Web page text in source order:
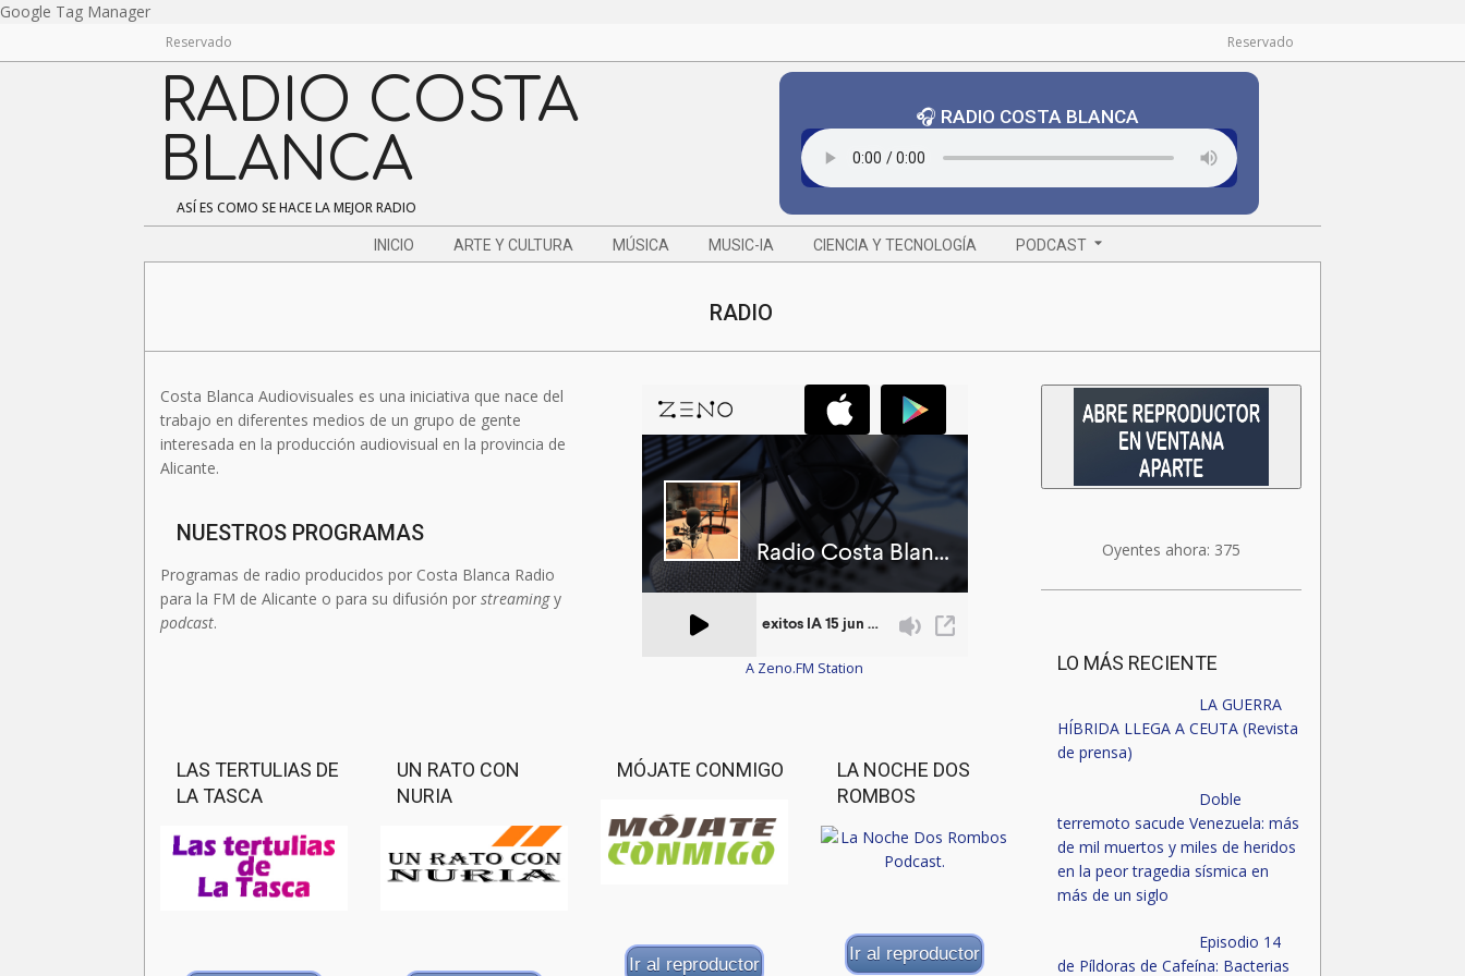
Google Tag ManagerSkip
content
Reservado Reservado
RADIO COSTA
BLANCA
ASÍ ES COMO SE HACE LA MEJOR RADIO
🎧 RADIO COSTA BLANCA
Menu
INICIO ARTE Y CULTURA MÚSICA MUSIC-IA CIENCIA Y TECNOLOGÍA PODCAST
RADIO
Costa Blanca Audiovisuales es una iniciativa que nace del
trabajo en diferentes medios de un grupo de gente
interesada en la producción audiovisual en la provincia de
Alicante.
NUESTROS PROGRAMAS
Programas de radio producidos por Costa Blanca Radio
para la FM de Alicante o para su difusión por streamingy
podcast.
A Zeno.FM Station
LAS TERTULIAS DE
LA TASCA
UN RATO CON
NURIA
MÓJATE CONMIGO
Ir al reproductor
LA NOCHE DOS
ROMBOS
Ir al reproductor
Oyentes ahora: 375
LO MÁS RECIENTE
LA GUERRA
HÍBRIDA LLEGA A CEUTA (Revista
de prensa)
Doble
terremoto sacude Venezuela: más
de mil muertos y miles de heridos
en la peor tragedia sísmica en
más de un siglo
Episodio 14
de Píldoras de Cafeína: Bacterias